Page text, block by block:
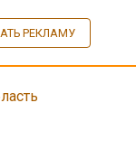
РЕКЛАМУ